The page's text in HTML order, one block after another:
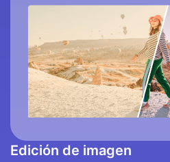
Edición de imagen